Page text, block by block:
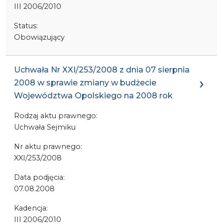
III 2006/2010
Status:
Obowiązujący
Uchwała Nr XXI/253/2008 z dnia 07 sierpnia
2008 w sprawie zmiany w budżecie
Województwa Opolskiego na 2008 rok
Rodzaj aktu prawnego:
Uchwała Sejmiku
Nr aktu prawnego:
XXI/253/2008
Data podjęcia:
07.08.2008
Kadencja:
III 2006/2010